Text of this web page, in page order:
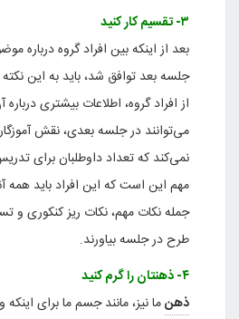
۳- تقسیم کار کنید
بعد از اینکه بین افراد گروه درباره
جلسه بعد توافق شد، باید به این
از افراد گروه، اطلاعات بیشتری
می‌توانند در جلسه بعدی، نقش
نمی‌کند که تعداد داوطلبان برای
مهم این است که این افراد باید همه
جمله نکات مهم، نکات ریز کنکوری و
طرح در جلسه بیاورند.
۴- ذهنتان را گرم کنید
ذهنما نیز، مانند جسم ما برای